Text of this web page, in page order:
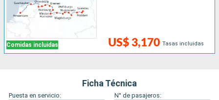
Comidas incluidas US$ 3,170 Tasas incluidas
Ficha Técnica
Puesta en servicio:
N° de pasajeros: